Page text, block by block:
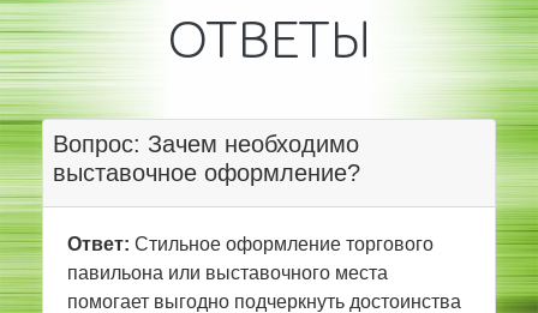
ОТВЕТЫ
Вопрос: Зачем необходимо
выставочное оформление?
Ответ: Стильное оформление торгового
павильона или выставочного места
помогает выгодно подчеркнуть достоинства